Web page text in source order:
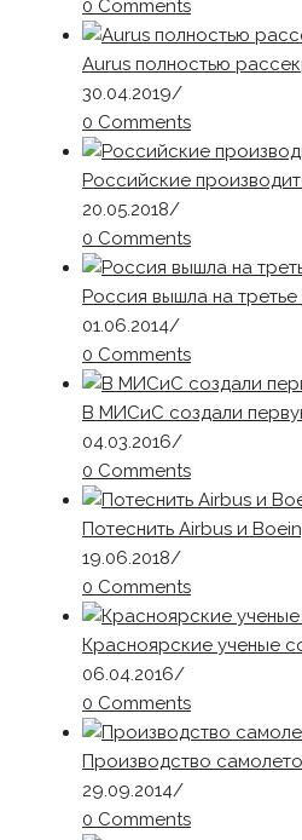
0 Comments
Aurus полностью
30.04.2019/
0 Comments
Российские
20.05.2018/
0 Comments
Россия вышла на
01.06.2014/
0 Comments
В МИСиС создали
04.03.2016/
0 Comments
Потеснить Airbus и
19.06.2018/
0 Comments
Красноярские ученые
06.04.2016/
0 Comments
Производство
29.09.2014/
0 Comments